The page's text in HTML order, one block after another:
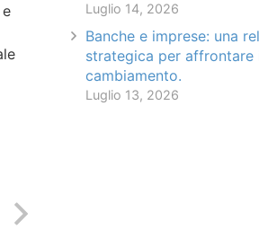
Luglio 14, 2026
Banche e imprese: una
strategica per affrontare
cambiamento.
Luglio 13, 2026